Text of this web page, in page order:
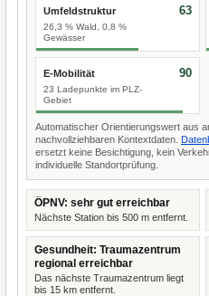
Umfeldstruktur
26,3 % Wald, 0,8 %
Gewässer
63
E-Mobilität
23 Ladepunkte im PLZ-
Gebiet
90
Automatischer Orientierungswert aus
nachvollziehbaren Kontextdaten.
ersetzt keine Besichtigung, kein
individuelle Standortprüfung.
ÖPNV: sehr gut erreichbar
Nächste Station bis 500 m entfernt.
Gesundheit: Traumazentrum
regional erreichbar
Das nächste Traumazentrum liegt
bis 15 km entfernt.